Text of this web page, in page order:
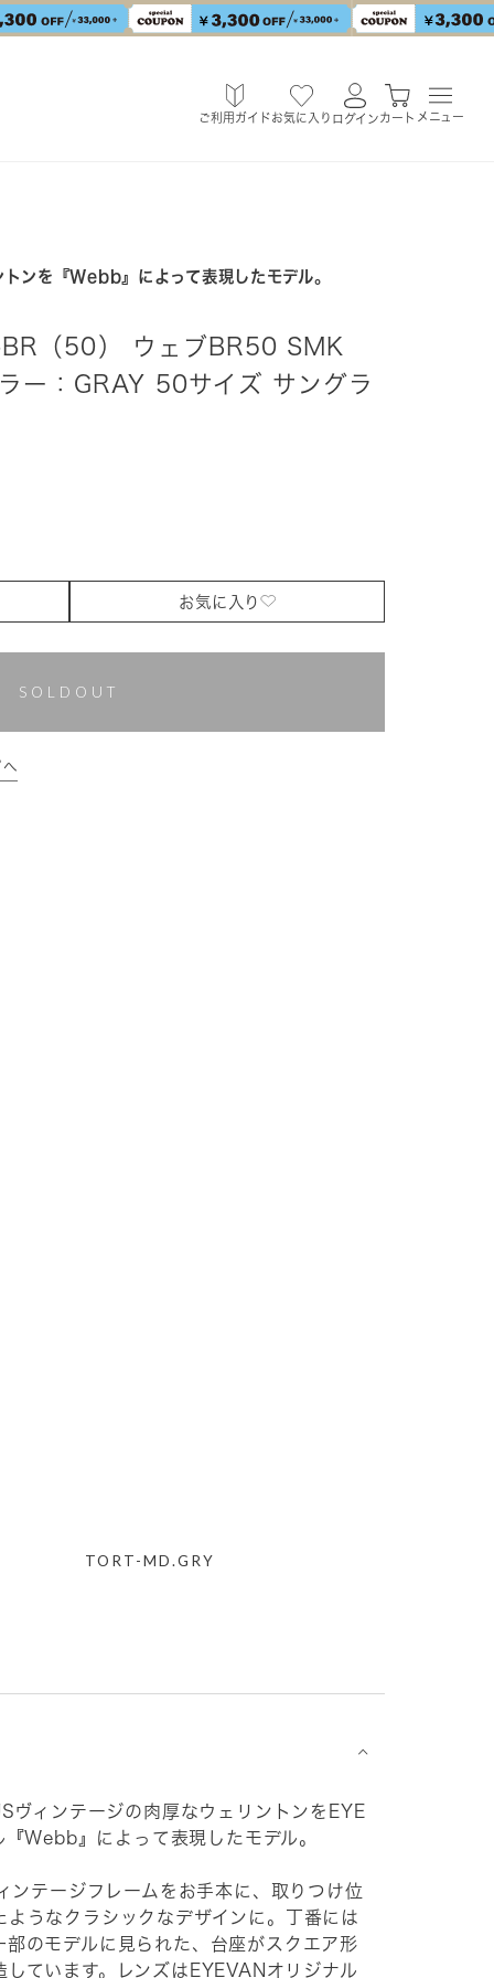
ご利用ガイドお気に入り ログインカート メニュー
ンを『Webb』によって表現したモデル。
（50） ウェブBR50 SMK
ー：GRAY 50サイズ サングラ
お気に入り
SOLDOUT
TORT-MD.GRY
⌵
ィンテージの肉厚なウェリントンをEYE
Webb』によって表現したモデル。
テージフレームをお手本に、取りつけ位
うなクラシックなデザインに。丁番には
のモデルに見られた、台座がスクエア形
ています。レンズはEYEVANオリジナル